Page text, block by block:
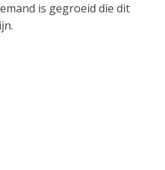
is gegroeid die dit